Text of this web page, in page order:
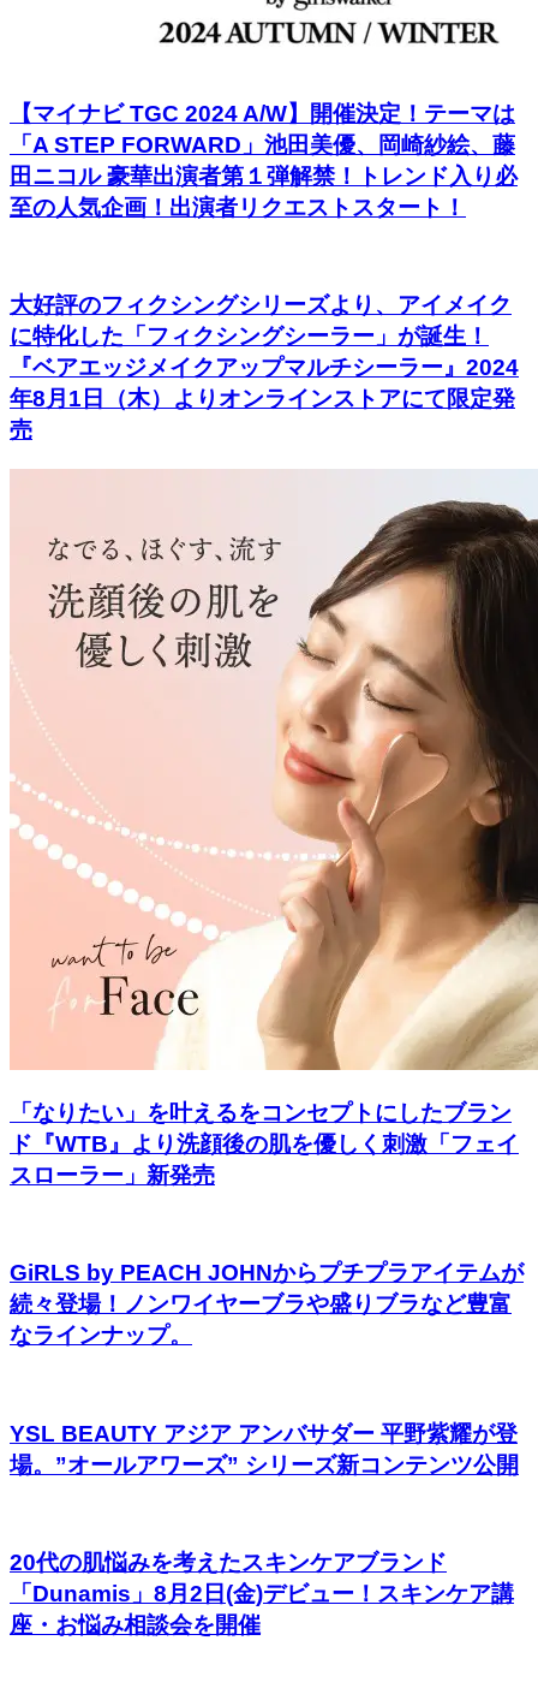
【マイナビ TGC 2024 A/W】開催決定！テーマは
「A STEP FORWARD」池田美優、岡崎紗絵、藤
田ニコル 豪華出演者第１弾解禁！トレンド入り必
至の人気企画！出演者リクエストスタート！
大好評のフィクシングシリーズより、アイメイク
に特化した「フィクシングシーラー」が誕生！
『ベアエッジメイクアップマルチシーラー』2024
年8月1日（木）よりオンラインストアにて限定発
売
「なりたい」を叶えるをコンセプトにしたブラン
ド『WTB』より洗顔後の肌を優しく刺激「フェイ
スローラー」新発売
GiRLS by PEACH JOHNからプチプラアイテムが
続々登場！ノンワイヤーブラや盛りブラなど豊富
なラインナップ。
YSL BEAUTY アジア アンバサダー 平野紫耀が登
場。”オールアワーズ” シリーズ新コンテンツ公開
20代の肌悩みを考えたスキンケアブランド
「Dunamis」8月2日(金)デビュー！スキンケア講
座・お悩み相談会を開催